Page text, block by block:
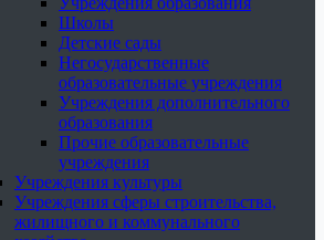
Школы
Детские сады
Негосударственные
образовательные учреждения
Учреждения дополнительного
образования
Прочие образовательные
учреждения
Учреждения культуры
Учреждения сферы строительства,
жилищного и коммунального